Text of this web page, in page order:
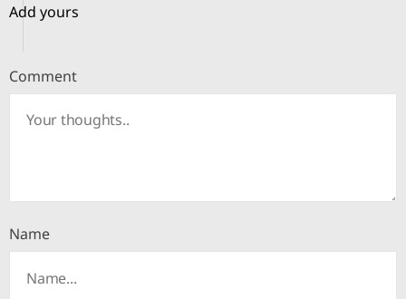
Add yours
Comment
Name